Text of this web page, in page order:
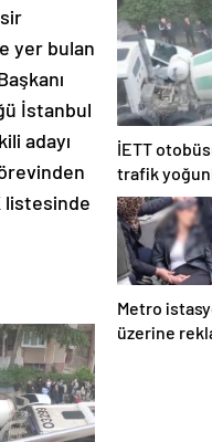
yer bulan
İstanbul
adayı
listesinde
İETT
trafik
Metro
üzerine